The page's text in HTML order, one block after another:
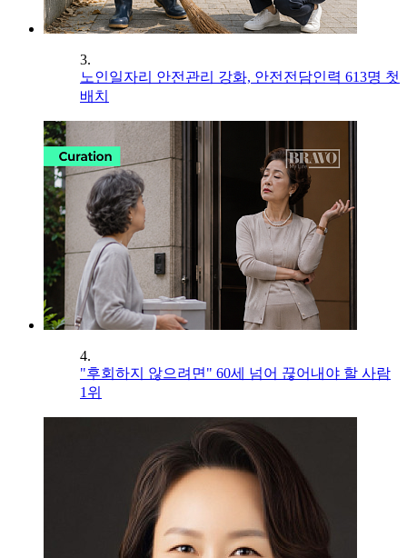
3.
노인일자리 안전관리 강화, 안전전담인력 613명 첫
배치
4.
"후회하지 않으려면" 60세 넘어 끊어내야 할 사람
1위